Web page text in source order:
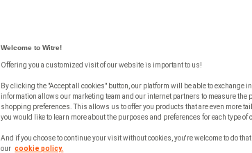
Welcome to Witre!
Offering you a customized visit of our website is important to us!
By clicking the "Accept all cookies" button, our platform will be able to exchange
information allows our marketing team and our internet partners to measure the
shopping preferences. This allows us to offer you products that are even more
you would like to learn more about the purposes and preferences for each type of
And if you choose to continue your visit without cookies, you're welcome to do that
our cookie policy.